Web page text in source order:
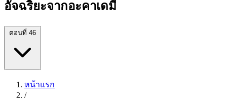
อัจฉริยะจากอะคาเดมี
ตอนที่ 46
หน้าแรก
/